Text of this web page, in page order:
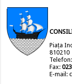
Piața
810210
Fax:
E-mail: